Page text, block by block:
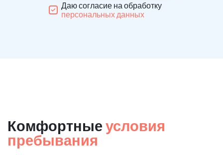
Даю согласие на обработку
персональных данных
Комфортные условия
пребывания